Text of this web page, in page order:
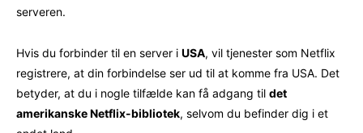
serveren.
Hvis du forbinder til en server i USA, vil tjenester som Netflix
registrere, at din forbindelse ser ud til at komme fra USA. Det
betyder, at du i nogle tilfælde kan få adgang til det
amerikanske Netflix-bibliotek, selvom du befinder dig i et